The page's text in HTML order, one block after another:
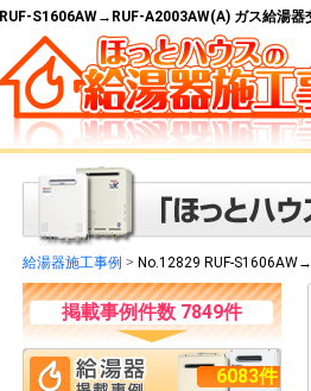
RUF-S1606AW→RUF-A2003AW(A) ガス給湯器
給湯器施工事例 > No.12829 RUF-
掲載事例件数 7849件
6083件